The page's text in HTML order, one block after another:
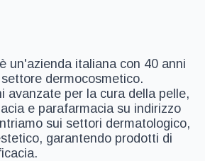
un'azienda italiana con 40 anni
dermocosmetico.
avanzate per la cura della pelle,
e parafarmacia su indirizzo
sui settori dermatologico,
garantendo prodotti di